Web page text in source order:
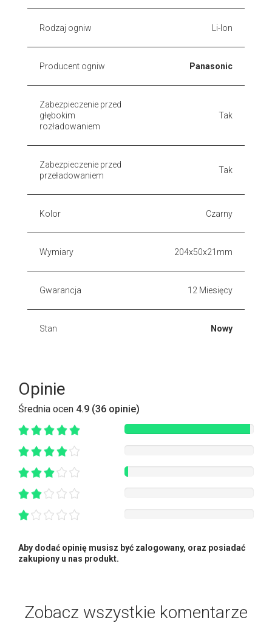
Rodzaj ogniw Li-Ion
Producent ogniw Panasonic
Zabezpieczenie przed
głębokim
rozładowaniem
Tak
Zabezpieczenie przed
przeładowaniem
Tak
Kolor Czarny
Wymiary 204x50x21mm
Gwarancja 12 Miesięcy
Stan Nowy
Opinie
Średnia ocen 4.9 (36 opinie)
Aby dodać opinię musisz być zalogowany, oraz posiadać
zakupiony u nas produkt.
Zobacz wszystkie komentarze